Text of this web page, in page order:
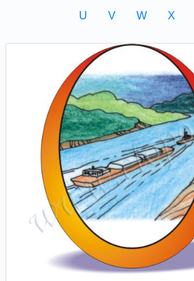
U V W X